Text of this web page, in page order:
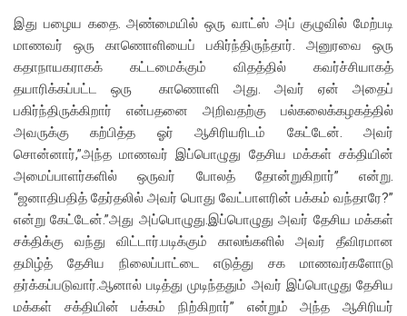
இது பழைய கதை. அண்மையில் ஒரு வாட்ஸ் அப் குழுவில் மேற்படி
மாணவர் ஒரு காணொளியைப் பகிர்ந்திருந்தார். அனுரவை ஒரு
கதாநாயகராகக் கட்டமைக்கும் விதத்தில் கவர்ச்சியாகத்
தயாரிக்கப்பட்ட ஒரு காணொளி அது. அவர் ஏன் அதைப்
பகிர்ந்திருக்கிறார் என்பதனை அறிவதற்கு பல்கலைக்கழகத்தில்
அவருக்கு கற்பித்த ஓர் ஆசிரியரிடம் கேட்டேன். அவர்
சொன்னார்,”அந்த மாணவர் இப்பொழுது தேசிய மக்கள் சக்தியின்
அமைப்பாளர்களில் ஒருவர் போலத் தோன்றுகிறார்” என்று.
“ஜனாதிபதித் தேர்தலில் அவர் பொது வேட்பாளரின் பக்கம் வந்தாரே?”
என்று கேட்டேன்.”அது அப்பொழுது.இப்பொழுது அவர் தேசிய மக்கள்
சக்திக்கு வந்து விட்டார்.படிக்கும் காலங்களில் அவர் தீவிரமான
தமிழ்த் தேசிய நிலைப்பாட்டை எடுத்து சக மாணவர்களோடு
தர்க்கப்படுவார்.ஆனால் படித்து முடிந்ததும் அவர் இப்பொழுது தேசிய
மக்கள் சக்தியின் பக்கம் நிற்கிறார்” என்றும் அந்த ஆசிரியர்